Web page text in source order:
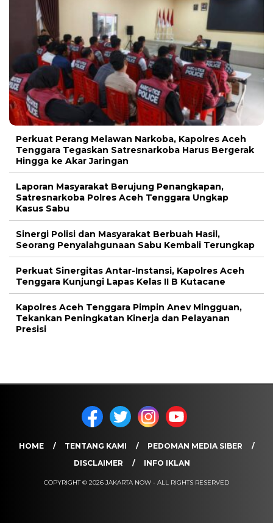
Perkuat Perang Melawan Narkoba, Kapolres Aceh
Tenggara Tegaskan Satresnarkoba Harus Bergerak
Hingga ke Akar Jaringan
Laporan Masyarakat Berujung Penangkapan,
Satresnarkoba Polres Aceh Tenggara Ungkap
Kasus Sabu
Sinergi Polisi dan Masyarakat Berbuah Hasil,
Seorang Penyalahgunaan Sabu Kembali Terungkap
Perkuat Sinergitas Antar-Instansi, Kapolres Aceh
Tenggara Kunjungi Lapas Kelas II B Kutacane
Kapolres Aceh Tenggara Pimpin Anev Mingguan,
Tekankan Peningkatan Kinerja dan Pelayanan
Presisi
HOME TENTANG KAMI
PEDOMAN MEDIA SIBER
DISCLAIMER
INFO IKLAN
COPYRIGHT © 2026 JAKARTA NOW - ALL RIGHTS RESERVED